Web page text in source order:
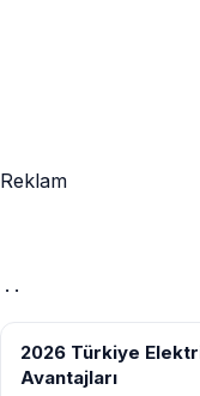
Reklam
· ·
ELEKTRIKLI ARAÇLAR
2026 Türkiye
Avantajları